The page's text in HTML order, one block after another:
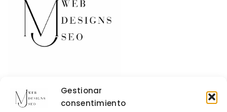
Gestionar
consentimiento